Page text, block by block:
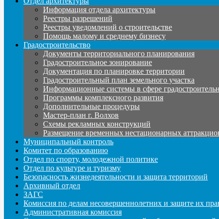
Информация отдела архитектуры
Реестры разрешений
Реестры уведомлений о строительстве
Помощь малому и среднему бизнесу
Градостроительство
Документы территориального планирования
Градостроительное зонирование
Документация по планировке территории
Градостроительный план земельного участка
Информационные системы в сфере
Программы комплексного развития
Дополнительные процедуры
Мастер-план г. Волхов
Схемы рекламных конструкций
Размещение временных нестационарных
Муниципальный контроль
Комитет по образованию
Отдел по спорту, молодежной политике
Отдел по культуре и туризму
Безопасность жизнедеятельности и защита территорий
Архивный отдел
ЗАГС
Комиссия по делам несовершеннолетних и защите их
Административная комиссия